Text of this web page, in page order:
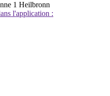
1 Heilbronn
l'application :